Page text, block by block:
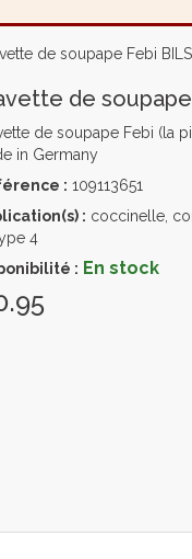
de soupape Febi
de
de soupape Febi (la
in Germany
: 109113651
: coccinelle,
4
: En stock